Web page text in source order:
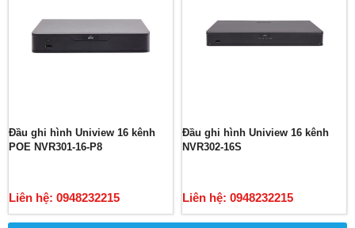
Đầu ghi hình Uniview 16 kênh
POE NVR301-16-P8
Liên hệ: 0948232215
Đầu ghi hình Uniview 16 kênh
NVR302-16S
Liên hệ: 0948232215